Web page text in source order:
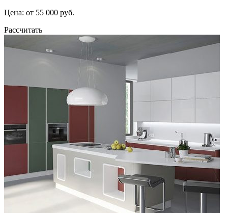
Цена: от 55 000 руб.
Рассчитать